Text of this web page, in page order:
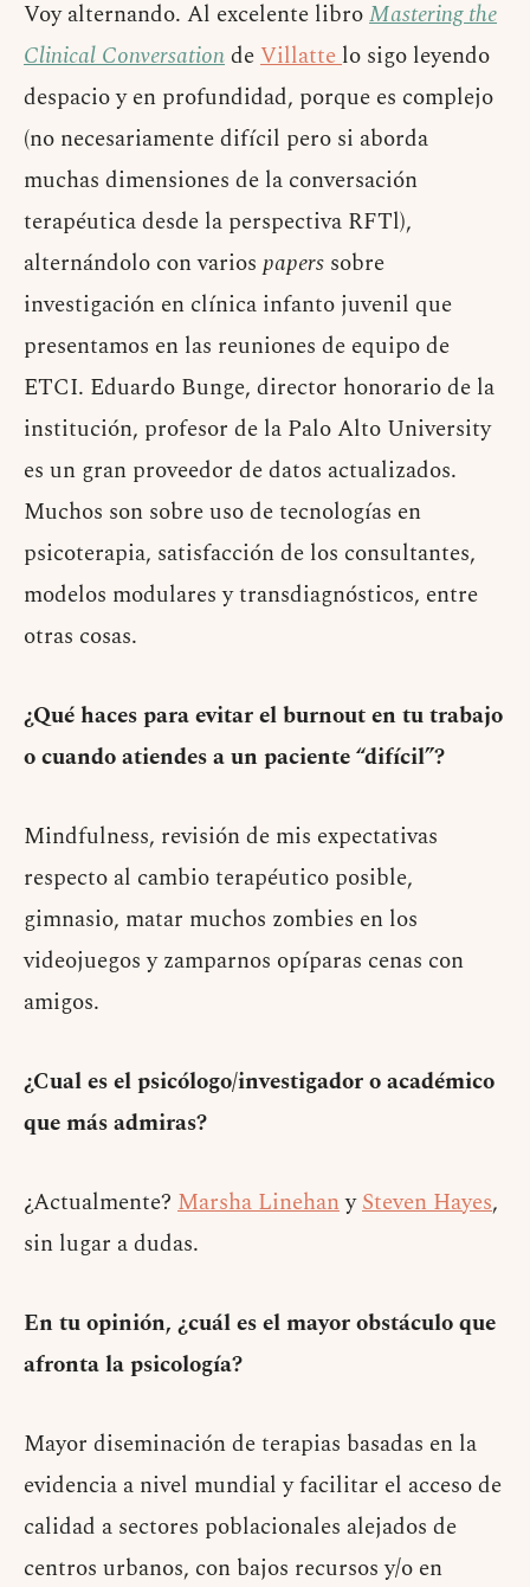
Voy alternando. Al excelente libroMastering the
Clinical ConversationdeVillattelo sigo leyendo
despacio y en profundidad, porque es complejo
(no necesariamente difícil pero si aborda
muchas dimensiones de la conversación
terapéutica desde la perspectiva RFTl),
alternándolo con varios papers sobre
investigación en clínica infanto juvenil que
presentamos en las reuniones de equipo de
ETCI. Eduardo Bunge, director honorario de la
institución, profesor de la Palo Alto University
es un gran proveedor de datos actualizados.
Muchos son sobre uso de tecnologías en
psicoterapia, satisfacción de los consultantes,
modelos modulares y transdiagnósticos, entre
otras cosas.
¿Qué haces para evitar el burnout en tu trabajo
o cuando atiendes a un paciente “difícil”?
Mindfulness, revisión de mis expectativas
respecto al cambio terapéutico posible,
gimnasio, matar muchos zombies en los
videojuegos y zamparnos opíparas cenas con
amigos.
¿Cual es el psicólogo/investigador o académico
que más admiras?
¿Actualmente? Marsha LinehanySteven Hayes,
sin lugar a dudas.
En tu opinión, ¿cuál es el mayor obstáculo que
afronta la psicología?
Mayor diseminación de terapias basadas en la
evidencia a nivel mundial y facilitar el acceso de
calidad a sectores poblacionales alejados de
centros urbanos, con bajos recursos y/o en